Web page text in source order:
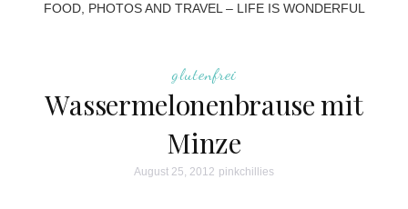
FOOD, PHOTOS AND TRAVEL – LIFE IS WONDERFUL
glutenfrei
Wassermelonenbrause mit
Minze
August 25, 2012 pinkchillies